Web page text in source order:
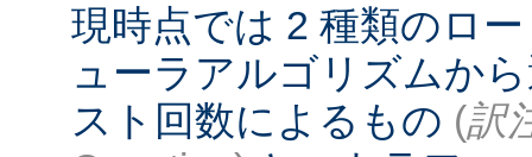
現時点では 2 種類のロ
ューラアルゴリズムか
スト回数によるもの (訳